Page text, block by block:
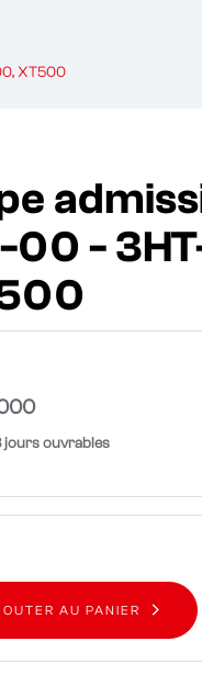
XT500
00 -
jours ouvrables
AU PANIER